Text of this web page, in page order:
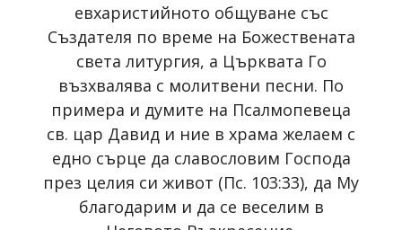
евхаристийното общуване със
Създателя по време на Божествената
света литургия, а Църквата Го
възхвалява с молитвени песни. По
примера и думите на Псалмопевеца
св. цар Давид и ние в храма желаем с
едно сърце да славословим Господа
през целия си живот (Пс. 103:33), да Му
благодарим и да се веселим в